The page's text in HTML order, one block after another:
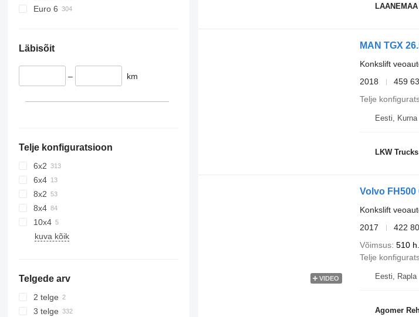
Euro 6
Läbisõit
– km
Telje konfiguratsioon
6x2
6x4
8x2
8x4
10x4
kuva kõik
Telgede arv
2 telge
3 telge
MAN TGX
Konkslift
2018
459
Telje
Eesti, Kurna
LKW Trucks
VIDEO
Volvo FH500
Konkslift
2017
422
Võimsus 510
Telje
Eesti, Rapla
Agomer